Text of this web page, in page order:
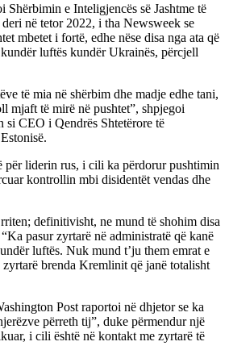
e Inteligjencës së Jashtme të
në tetor 2022, i tha Newsweek se
mbetet i fortë, edhe nëse disa nga ata që
luftës kundër Ukrainës, përcjell
të mia në shërbim dhe madje edhe tani,
mjaft të mirë në pushtet”, shpjegoi
si CEO i Qendrës Shtetërore të
për liderin rus, i cili ka përdorur pushtimin
kontrollin mbi disidentët vendas dhe
definitivisht, ne mund të shohim disa
pasur zyrtarë në administratë që kanë
luftës. Nuk mund t’ju them emrat e
brenda Kremlinit që janë totalisht
Post raportoi në dhjetor se ka
përreth tij”, duke përmendur një
i cili është në kontakt me zyrtarë të